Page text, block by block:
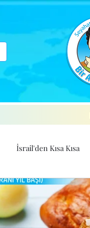
İsrail'den Kısa Kısa